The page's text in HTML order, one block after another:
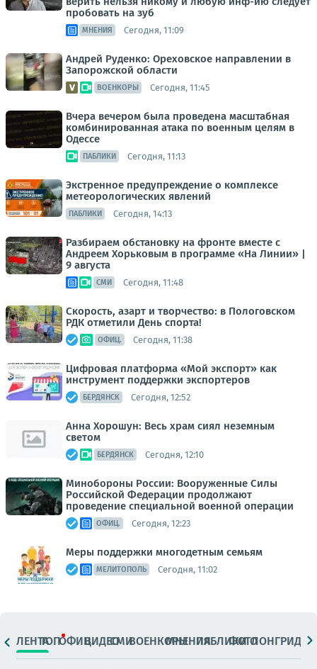
пробовать на зуб
МНЕНИЯ Сегодня, 11:09
Андрей Руденко: Ореховское направлении в
Запорожской области
ВОЕНКОРЫ Сегодня, 11:45
Вчера вечером была проведена масштабная
комбинированная атака по военным целям в
Одессе
ПАБЛИКИ Сегодня, 11:13
Экстренное предупреждение о комплексе
метеорологических явлений
ПАБЛИКИ Сегодня, 14:13
Разбираем обстановку на фронте вместе с
Андреем Хорьковым в программе «На Линии» |
9 августа
СМИ Сегодня, 11:48
Скорость, азарт и творчество: в Пологовском
РДК отметили День спорта!
ОФИЦ. Сегодня, 11:38
Цифровая платформа «Мой экспорт» как
инструмент поддержки экспортеров
БЕРДЯНСК Сегодня, 12:52
Анна Хорошун: Весь храм сиял неземным
светом
БЕРДЯНСК Сегодня, 12:10
Минобороны России: Вооруженные Силы
Российской Федерации продолжают
проведение специальной военной операции
ОФИЦ. Сегодня, 12:23
Меры поддержки многодетным семьям
МЕЛИТОПОЛЬ Сегодня, 11:02
ЛЕНТАТОПОФИЦ.ВИДЕОСМИВОЕНКОРЫМНЕНИЯПАБЛИКИ
ФОТОЛОНГРИДЫ